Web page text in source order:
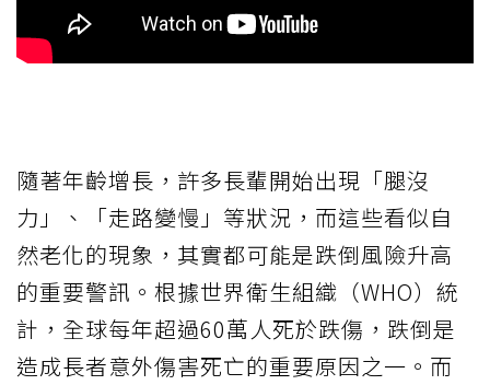
隨著年齡增長，許多長輩開始出現「腿沒
力」、「走路變慢」等狀況，而這些看似自
然老化的現象，其實都可能是跌倒風險升高
的重要警訊。根據世界衛生組織（WHO）統
計，全球每年超過60萬人死於跌傷，跌倒是
造成長者意外傷害死亡的重要原因之一。而